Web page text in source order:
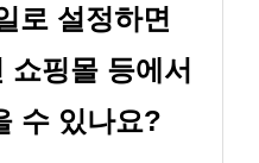
로 설정하면
쇼핑몰 등에서
수 있나요?